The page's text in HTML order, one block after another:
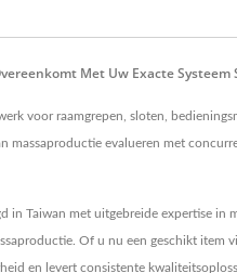
Met Uw Exacte Systeem
voor raamgrepen, sloten,
massaproductie evalueren met
in Taiwan met uitgebreide expertise
Of u nu een geschikt item
en levert consistente